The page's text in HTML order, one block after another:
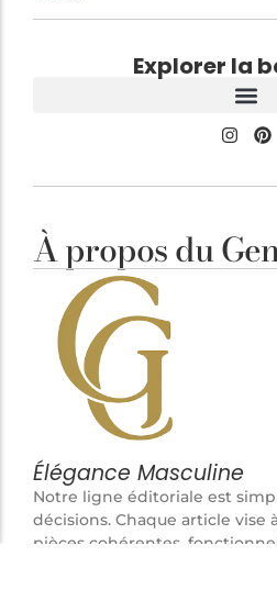
Explorer la
À propos du
Élégance Masculine
Notre ligne éditoriale est
décisions. Chaque article vise
pièces cohérentes,